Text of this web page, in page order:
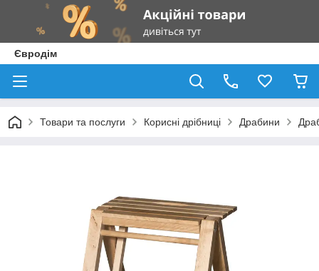
Євродім
Товари та послуги Корисні дрібниці Драбини